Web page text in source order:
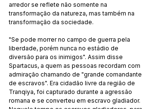
arredor se reflete não somente na
transformação da natureza, mas também na
transformação da sociedade.
"Se pode morrer no campo de guerra pela
liberdade, porém nunca no estádio de
diversão para os inimigos". Assim disse
Spartacus, a quem as pessoas recordam com
admiração chamando de "grande comandante
de escravos". Era cidadão livre da região de
Tranqiya, foi capturado durante a agressão
romana e se converteu em escravo gladiador.